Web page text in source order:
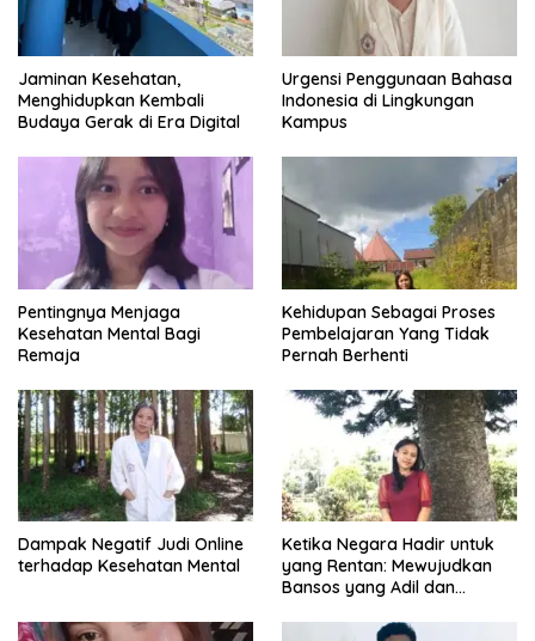
Jaminan Kesehatan,
Menghidupkan Kembali
Budaya Gerak di Era Digital
Urgensi Penggunaan Bahasa
Indonesia di Lingkungan
Kampus
Pentingnya Menjaga
Kesehatan Mental Bagi
Remaja
Kehidupan Sebagai Proses
Pembelajaran Yang Tidak
Pernah Berhenti
Dampak Negatif Judi Online
terhadap Kesehatan Mental
Ketika Negara Hadir untuk
yang Rentan: Mewujudkan
Bansos yang Adil dan